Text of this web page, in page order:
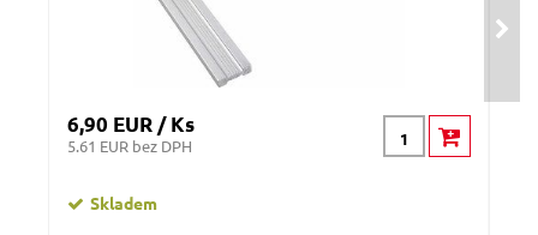
6,90 EUR / Ks
5.61 EUR bez DPH
Skladem